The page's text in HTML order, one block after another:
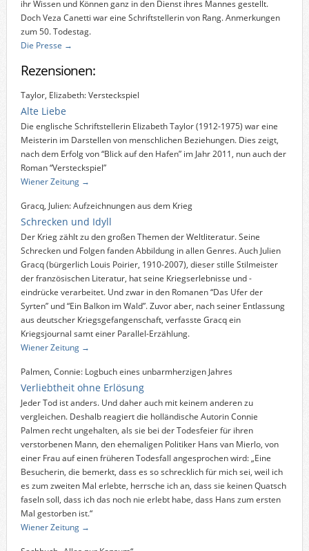
ihr Wissen und Können ganz in den Dienst ihres Mannes gestellt.
Doch Veza Canetti war eine Schriftstellerin von Rang. Anmerkungen
zum 50. Todestag.
Die Presse →
Rezensionen:
Taylor, Elizabeth: Versteckspiel
Alte Liebe
Die englische Schriftstellerin Elizabeth Taylor (1912-1975) war eine
Meisterin im Darstellen von menschlichen Beziehungen. Dies zeigt,
nach dem Erfolg von “Blick auf den Hafen” im Jahr 2011, nun auch der
Roman “Versteckspiel”
Wiener Zeitung →
Gracq, Julien: Aufzeichnungen aus dem Krieg
Schrecken und Idyll
Der Krieg zählt zu den großen Themen der Weltliteratur. Seine
Schrecken und Folgen fanden Abbildung in allen Genres. Auch Julien
Gracq (bürgerlich Louis Poirier, 1910-2007), dieser stille Stilmeister
der französischen Literatur, hat seine Kriegserlebnisse und -
eindrücke verarbeitet. Und zwar in den Romanen “Das Ufer der
Syrten” und “Ein Balkon im Wald”. Zuvor aber, nach seiner Entlassung
aus deutscher Kriegsgefangenschaft, verfasste Gracq ein
Kriegsjournal samt einer Parallel-Erzählung.
Wiener Zeitung →
Palmen, Connie: Logbuch eines unbarmherzigen Jahres
Verliebtheit ohne Erlösung
Jeder Tod ist anders. Und daher auch mit keinem anderen zu
vergleichen. Deshalb reagiert die holländische Autorin Connie
Palmen recht ungehalten, als sie bei der Todesfeier für ihren
verstorbenen Mann, den ehemaligen Politiker Hans van Mierlo, von
einer Frau auf einen früheren Todesfall angesprochen wird: „Eine
Besucherin, die bemerkt, dass es so schrecklich für mich sei, weil ich
es zum zweiten Mal erlebte, herrsche ich an, dass sie keinen Quatsch
faseln soll, dass ich das noch nie erlebt habe, dass Hans zum ersten
Mal gestorben ist.“
Wiener Zeitung →